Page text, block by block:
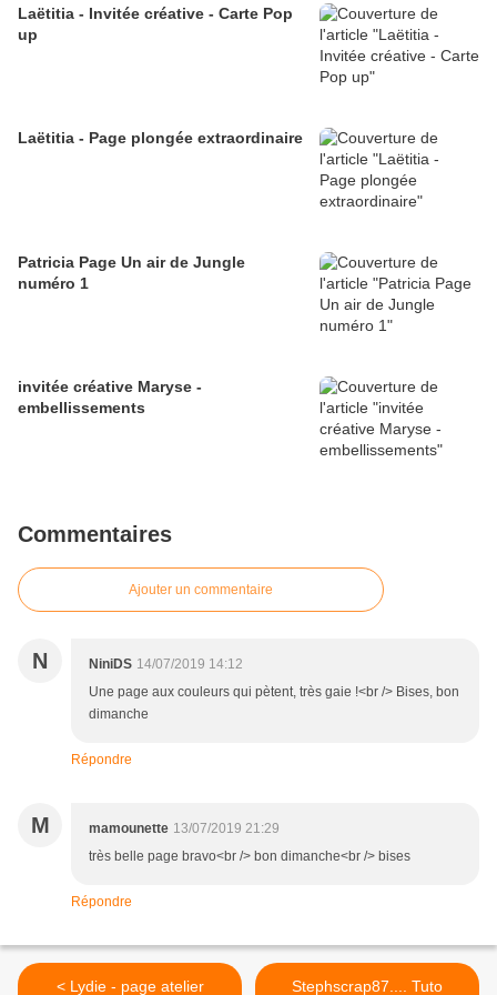
Laëtitia - Invitée créative - Carte Pop
up
Laëtitia - Page plongée extraordinaire
Patricia Page Un air de Jungle
numéro 1
invitée créative Maryse -
embellissements
Commentaires
Ajouter un commentaire
N NiniDS 14/07/2019 14:12
Une page aux couleurs qui pètent, très gaie !<br /> Bises, bon
dimanche
Répondre
M mamounette 13/07/2019 21:29
très belle page bravo<br /> bon dimanche<br /> bises
Répondre
< Lydie - page atelier Stephscrap87.... Tuto